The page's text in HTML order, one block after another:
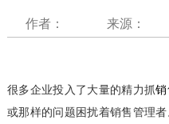
作者： 来源：
很多企业投入了大量的精力抓
或那样的问题困扰着销售管理